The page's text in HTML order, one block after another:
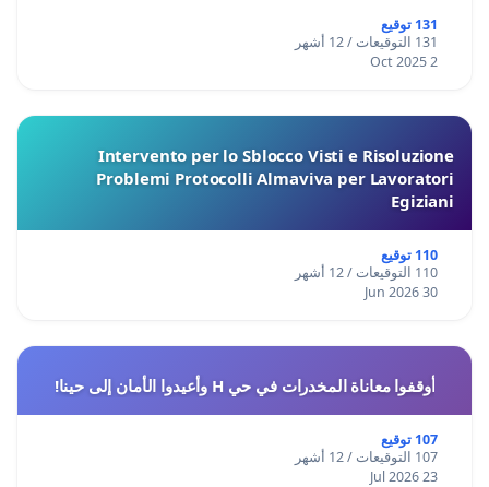
131 توقيع
131 التوقيعات / 12 أشهر
2 Oct 2025
Intervento per lo Sblocco Visti e Risoluzione
Problemi Protocolli Almaviva per Lavoratori
Egiziani
110 توقيع
110 التوقيعات / 12 أشهر
30 Jun 2026
أوقفوا معاناة المخدرات في حي H وأعيدوا الأمان إلى حينا!
107 توقيع
107 التوقيعات / 12 أشهر
23 Jul 2026